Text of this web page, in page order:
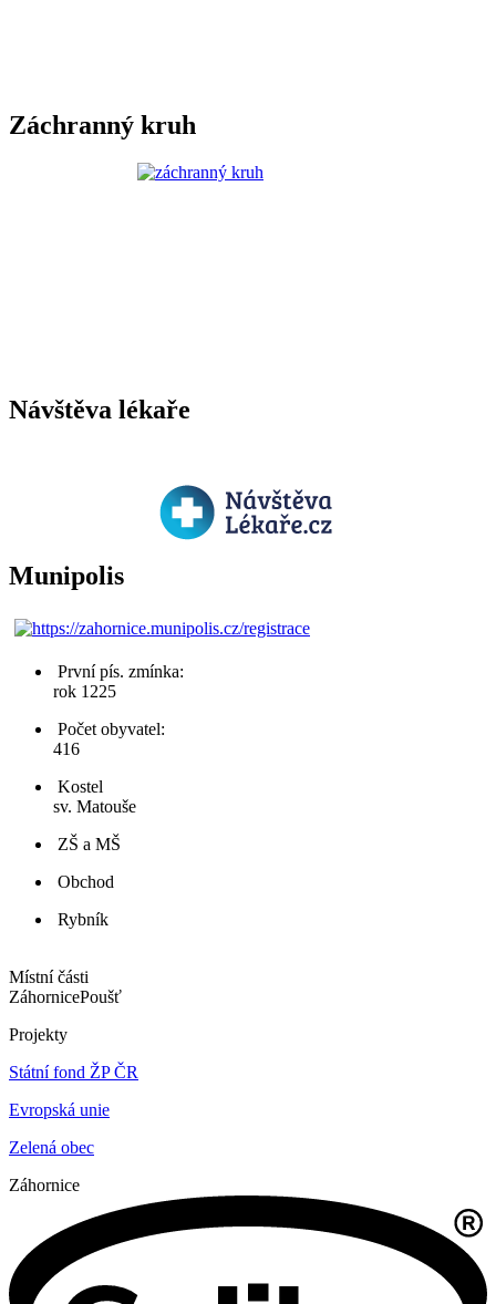
Záchranný kruh
Návštěva lékaře
Munipolis
První pís. zmínka:
rok 1225
Počet obyvatel:
416
Kostel
sv. Matouše
ZŠ a MŠ
Obchod
Rybník
Místní části
ZáhornicePoušť
Projekty
Státní fond ŽP ČR
Evropská unie
Zelená obec
Záhornice